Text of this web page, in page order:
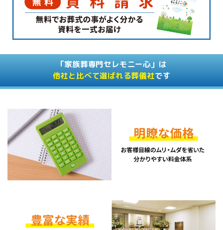
「家族葬専門セレモニー心」は
他社と比べて選ばれる葬儀社です